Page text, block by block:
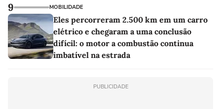
9 MOBILIDADE
Eles percorreram 2.500 km em um carro
elétrico e chegaram a uma conclusão
difícil: o motor a combustão continua
imbatível na estrada
PUBLICIDADE